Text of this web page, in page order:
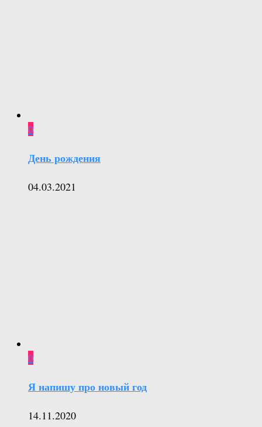
0
День рождения
04.03.2021
0
Я напишу про новый год
14.11.2020